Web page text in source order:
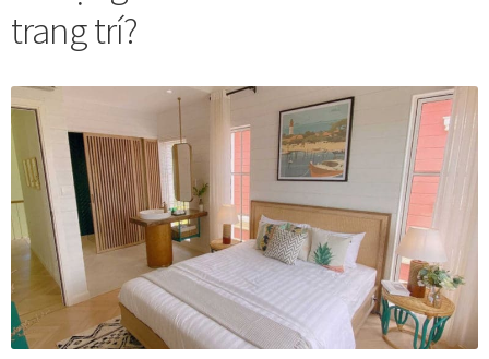
nhàng hơn
Phong cách nội thất
Vị trí trưng bày
BLOG
Bộ sưu tập tranh
trang trí?